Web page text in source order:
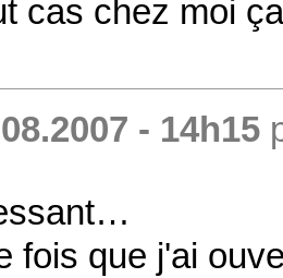
cas chez moi
- 14h15
fois que j'ai